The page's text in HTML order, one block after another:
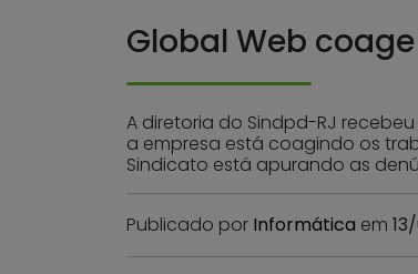
Global Web
A diretoria do Sindpd-RJ
a empresa está coagindo os
Sindicato está apurando as
Publicado por Informática em